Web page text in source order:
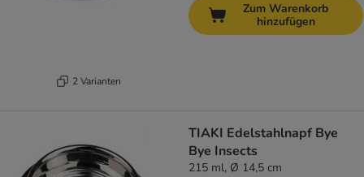
2 Varianten
Zum Warenkorb
hinzufügen
TIAKI Edelstahlnapf Bye
Bye Insects
215 ml, Ø 14,5 cm